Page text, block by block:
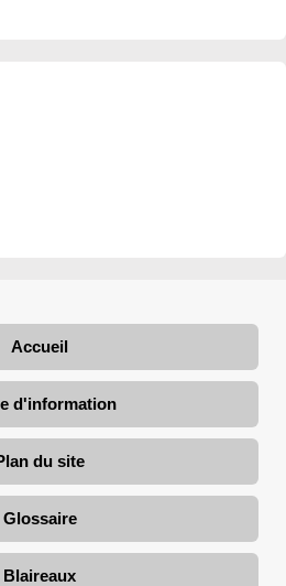
Accueil
d'information
du site
Glossaire
Blaireaux